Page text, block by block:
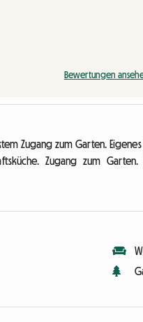
Bewertungen
Zugang zum Garten.
Zugang zum